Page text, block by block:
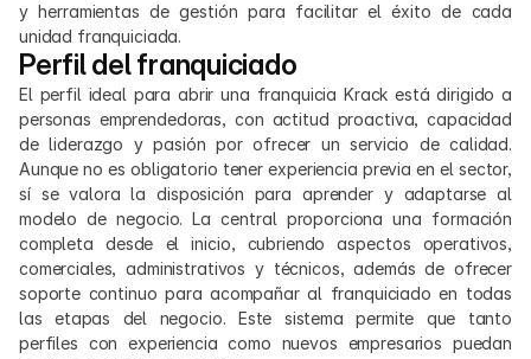
y herramientas de gestión para facilitar el éxito de cada
unidad franquiciada.
Perfil del franquiciado
El perfil ideal para abrir una franquicia Krack está dirigido a
personas emprendedoras, con actitud proactiva, capacidad
de liderazgo y pasión por ofrecer un servicio de calidad.
Aunque no es obligatorio tener experiencia previa en el sector,
sí se valora la disposición para aprender y adaptarse al
modelo de negocio. La central proporciona una formación
completa desde el inicio, cubriendo aspectos operativos,
comerciales, administrativos y técnicos, además de ofrecer
soporte continuo para acompañar al franquiciado en todas
las etapas del negocio. Este sistema permite que tanto
perfiles con experiencia como nuevos empresarios puedan